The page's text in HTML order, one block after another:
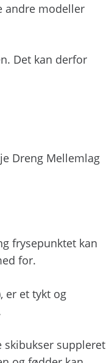
andre modeller
Det kan derfor
frysepunktet kan
for.
er et tykt og
skibukser suppleret